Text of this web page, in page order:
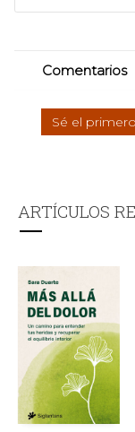
Comentarios
Sé el
ARTÍCULOS